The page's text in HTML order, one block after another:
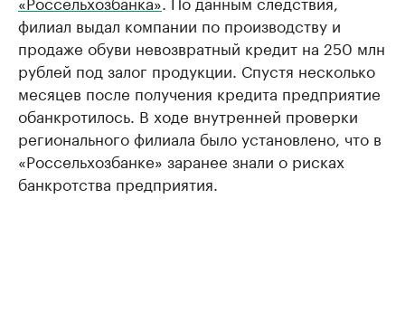
филиал выдал компании по производству и
продаже обуви невозвратный кредит на 250 млн
рублей под залог продукции. Спустя несколько
месяцев после получения кредита предприятие
обанкротилось. В ходе внутренней проверки
регионального филиала было установлено, что в
«Россельхозбанке» заранее знали о рисках
банкротства предприятия.